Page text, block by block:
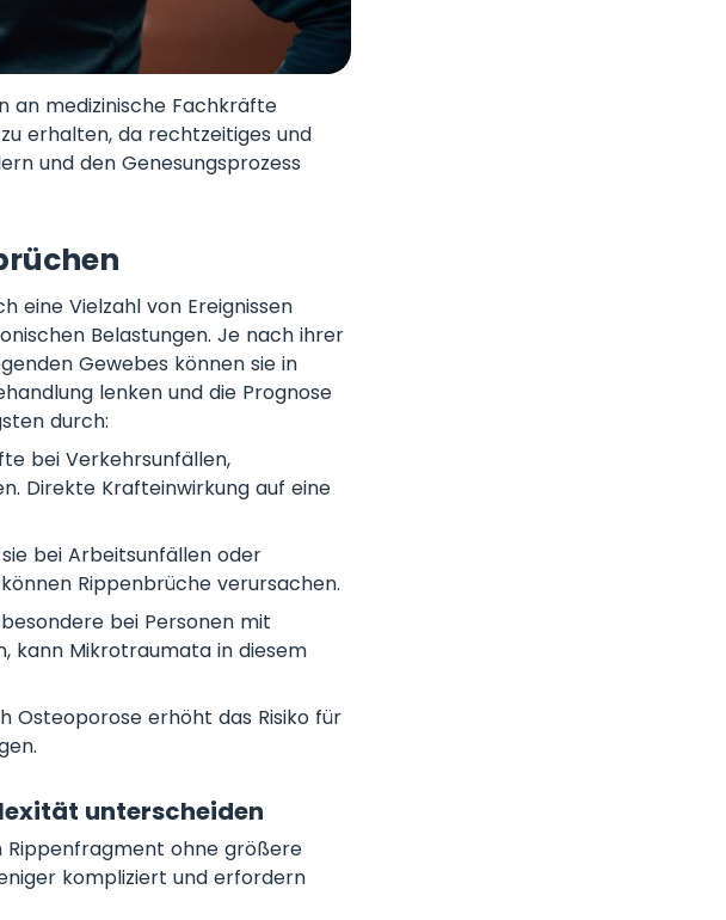
an medizinische Fachkräfte
erhalten, da rechtzeitiges und
und den Genesungsprozess
eine Vielzahl von Ereignissen
Belastungen. Je nach ihrer
Gewebes können sie in
lenken und die Prognose
durch:
bei Verkehrsunfällen,
Direkte Krafteinwirkung auf eine
bei Arbeitsunfällen oder
Rippenbrüche verursachen.
bei Personen mit
kann Mikrotraumata in diesem
Osteoporose erhöht das Risiko für
unterscheiden
ohne größere
kompliziert und erfordern